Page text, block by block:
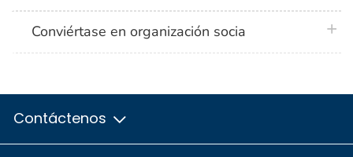
Conviértase en organización socia
Contáctenos